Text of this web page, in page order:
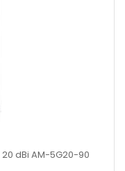
dBi AM-5G20-90